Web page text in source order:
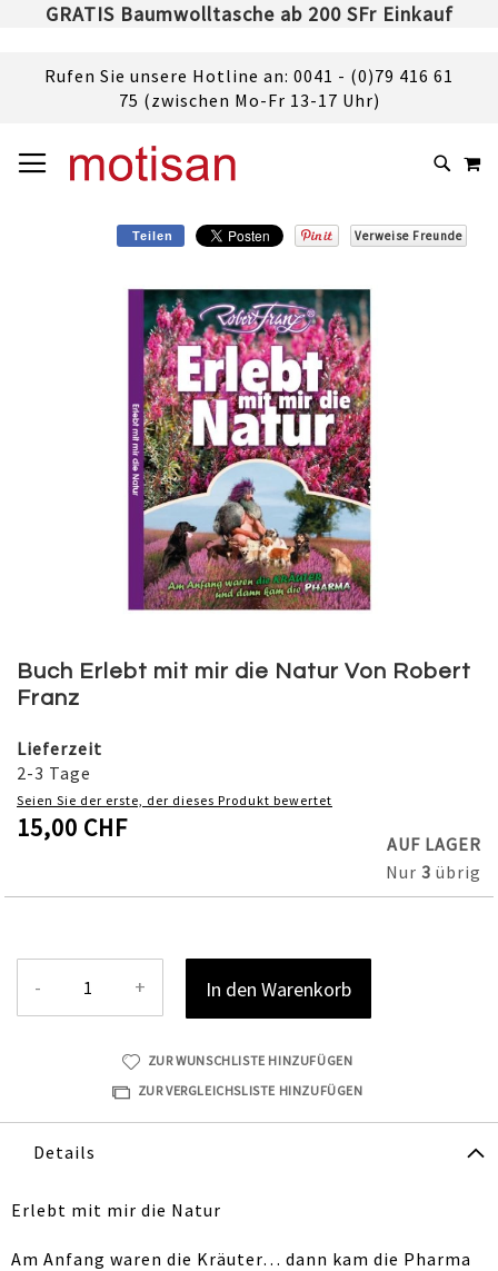
GRATIS Baumwolltasche ab 200 SFr Einkauf
Rufen Sie unsere Hotline an: 0041 - (0)79 416 61
75 (zwischen Mo-Fr 13-17 Uhr)
ZUM
INHALT
SUCHE
Teilen Verweise Freunde
to
the
of
the
images
gallery
Buch Erlebt mit mir die Natur Von Robert
Franz
Lieferzeit
2-3 Tage
Seien Sie der erste, der dieses Produkt bewertet
15,00 CHF
AUF LAGER
Nur 3 übrig
- + In den Warenkorb
ZUR WUNSCHLISTE HINZUFÜGEN
ZUR VERGLEICHSLISTE HINZUFÜGEN
Details
Erlebt mit mir die Natur
Am Anfang waren die Kräuter… dann kam die Pharma